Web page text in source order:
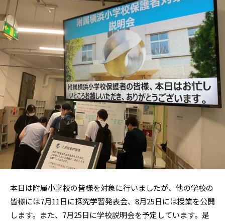
本日は附属小学校の皆様を対象に行いましたが、他の学校の
皆様には7月11日に探究学習発表会、8月25日には授業を公開
します。また、7月25日に学校説明会を予定しています。是